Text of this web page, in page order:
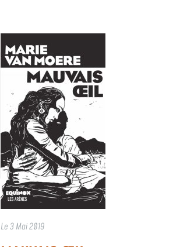
Le3 Mai 2019